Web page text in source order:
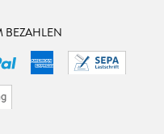
BEZAHLEN